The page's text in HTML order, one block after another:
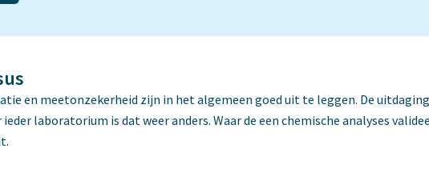
en meetonzekerheid zijn in het algemeen goed uit te leggen. De
laboratorium is dat weer anders. Waar de een chemische analyses